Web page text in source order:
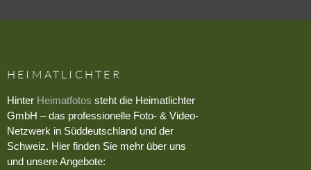
HEIMATLICHTER
Hinter Heimatfotos steht die Heimatlichter
GmbH – das professionelle Foto- & Video-
Netzwerk in Süddeutschland und der
Schweiz. Hier finden Sie mehr über uns
und unsere Angebote: